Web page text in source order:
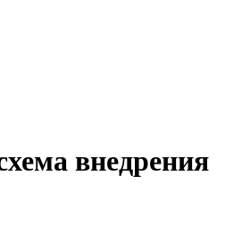
внедрения